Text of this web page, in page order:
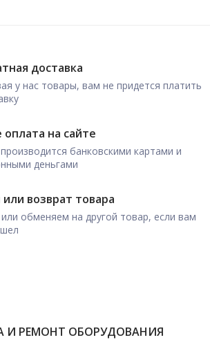
доставка
у нас товары, вам не придется платить
оплата на сайте
банковскими картами и
деньгами
возврат товара
обменяем на другой товар, если вам
И РЕМОНТ ОБОРУДОВАНИЯ